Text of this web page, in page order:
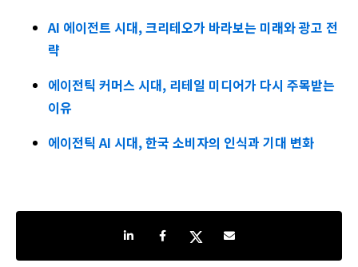
AI 에이전트 시대, 크리테오가 바라보는 미래와 광고 전
략
에이전틱 커머스 시대, 리테일 미디어가 다시 주목받는
이유
에이전틱 AI 시대, 한국 소비자의 인식과 기대 변화
Share on LinkedIn
Share on Facebook
Share on Twitter
Share by e-mail